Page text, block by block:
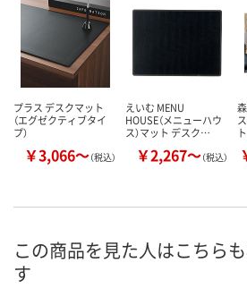
プラス デスクマット
（エグゼクティブタイ
プ）
￥3,066～（税込）
えいむ MENU
HOUSE（メニューハウ
ス）マット デスク…
￥2,267～（税込）
この商品を見た人はこちら
す